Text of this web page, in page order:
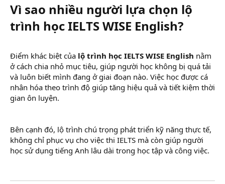
Vì sao nhiều người lựa chọn lộ
trình học IELTS WISE English?​
Điểm khác biệt của lộ trình học IELTS WISE English nằm
ở cách chia nhỏ mục tiêu, giúp người học không bị quá tải
và luôn biết mình đang ở giai đoạn nào. Việc học được cá
nhân hóa theo trình độ giúp tăng hiệu quả và tiết kiệm thời
gian ôn luyện.
Bên cạnh đó, lộ trình chú trọng phát triển kỹ năng thực tế,
không chỉ phục vụ cho việc thi IELTS mà còn giúp người
học sử dụng tiếng Anh lâu dài trong học tập và công việc.